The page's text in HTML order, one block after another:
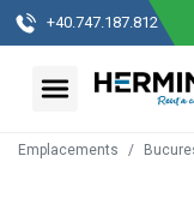
+40.747.187.812
Emplacements